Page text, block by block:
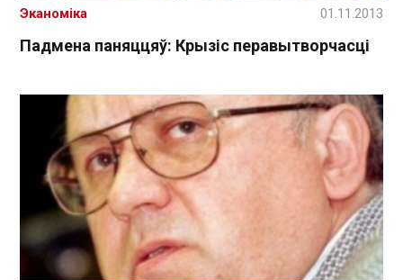
Падмена паняццяў: Крызіс перавытворчасці
Эканоміка 01.11.2013